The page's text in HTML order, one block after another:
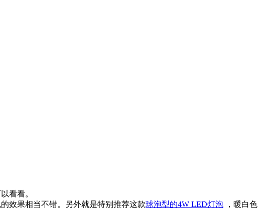
看看。
效果相当不错。另外就是特别推荐这款球泡型的4W LED灯泡 ，暖白色